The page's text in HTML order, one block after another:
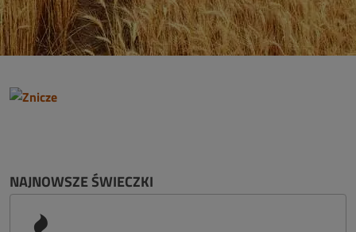
NAJNOWSZE ŚWIECZKI